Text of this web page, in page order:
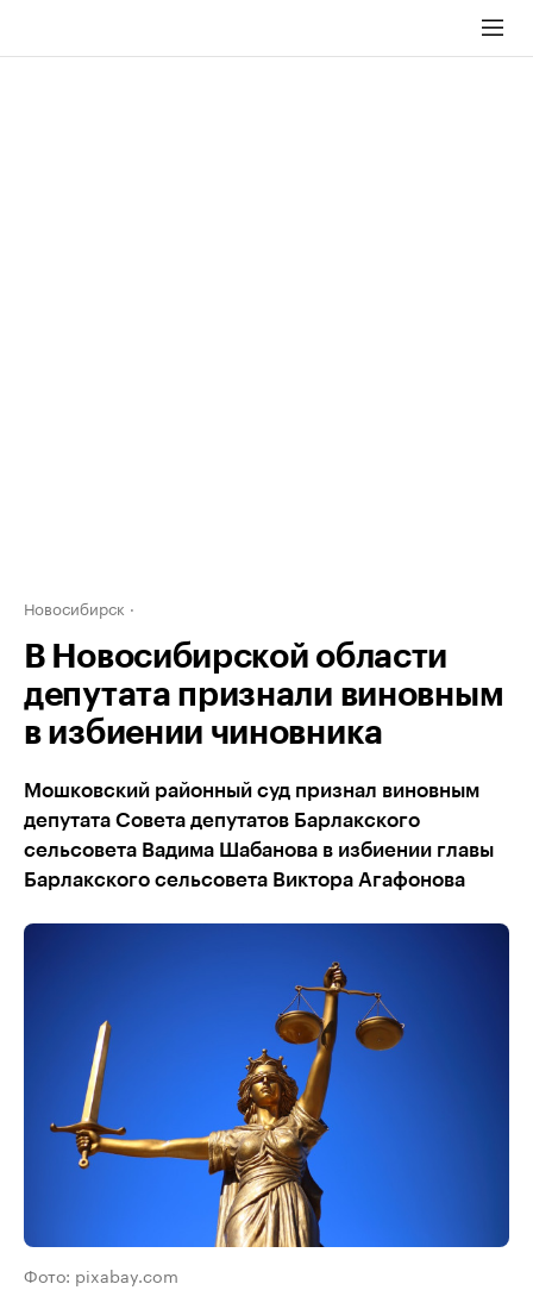
Новосибирск
В Новосибирской области
депутата признали виновным
в избиении чиновника
Мошковский районный суд признал виновным
депутата Совета депутатов Барлакского
сельсовета Вадима Шабанова в избиении главы
Барлакского сельсовета Виктора Агафонова
Фото: pixabay.com